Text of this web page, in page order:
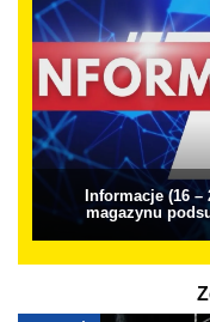
Informacje (16 –
magazynu